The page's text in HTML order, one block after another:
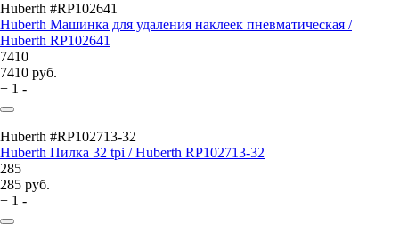
Huberth #RP102641
Huberth Машинка для удаления наклеек пневматическая /
Huberth RP102641
7410
7410 руб.
+ 1 -
Huberth #RP102713-32
Huberth Пилка 32 tpi / Huberth RP102713-32
285
285 руб.
+ 1 -